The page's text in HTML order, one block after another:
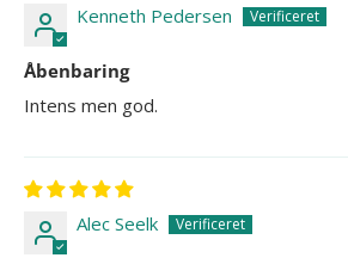
Kenneth Pedersen
Åbenbaring
Intens men god.
Alec Seelk